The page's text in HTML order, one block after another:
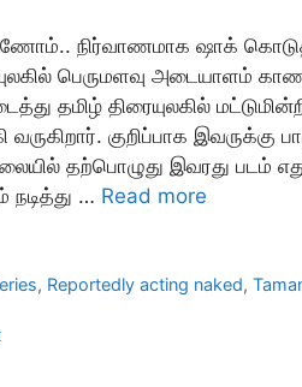
நிர்வாணமாக ஷாக்
பெருமளவு அடையாளம்
தமிழ் திரையுலகில்
குறிப்பாக இவருக்கு
தற்பொழுது இவரது படம்
நடித்து … Read more
, Reportedly acting naked,